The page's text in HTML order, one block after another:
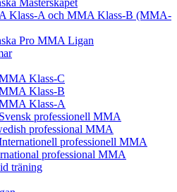
Mästerskapet
Klass-A och MMA Klass-B (MMA-
Pro MMA Ligan
Klass-C
Klass-B
Klass-A
professionell MMA
professional MMA
professionell MMA
professional MMA
träning